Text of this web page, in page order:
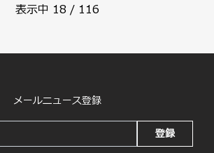
表示中 18 / 116
メールニュース登録
登録